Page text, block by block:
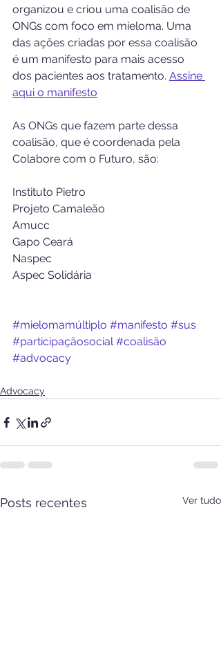
organizou e criou uma coalisão de
ONGs com foco em mieloma. Uma
das ações criadas por essa coalisão
é um manifesto para mais acesso
dos pacientes aos tratamento. Assine
aqui o manifesto
As ONGs que fazem parte dessa
coalisão, que é coordenada pela
Colabore com o Futuro, são:
Instituto Pietro
Projeto Camaleão
Amucc
Gapo Ceará
Naspec
Aspec Solidária
#mielomamúltiplo #manifesto #sus
#participaçãosocial #coalisão
#advocacy
Advocacy
Posts recentes Ver tudo